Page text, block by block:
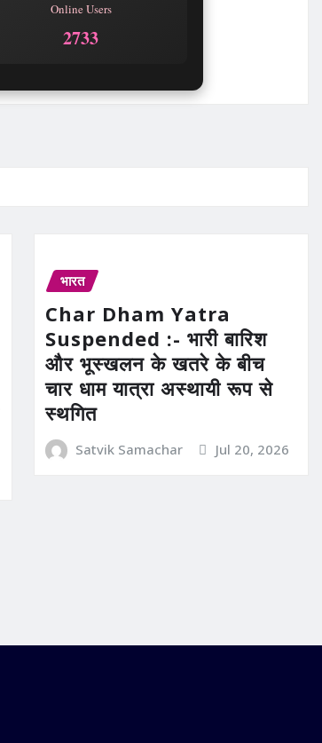
Online Users
2733
भारत
Char Dham Yatra
Suspended :- भारी बारिश
और भूस्खलन के खतरे के बीच
चार धाम यात्रा अस्थायी रूप से
स्थगित
Satvik Samachar Jul 20, 2026